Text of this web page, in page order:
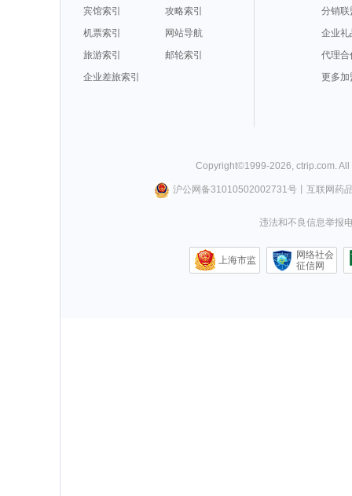
宾馆索引
攻略索引
机票索引
网站导航
旅游索引
邮轮索引
企业差旅索引
分销联
企业礼
代理合
更多加
Copyright©1999-2026, ctrip.com.
沪公网备31010502002731号丨 互联网药
违法和不良信息举报
上海市监
网络社会
征信网